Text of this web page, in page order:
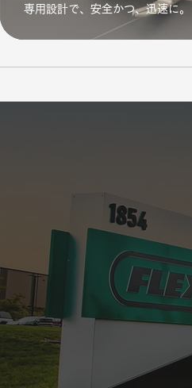
専用設計で、安全かつ、迅速に。